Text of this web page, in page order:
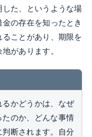
た、というような場
の存在を知ったとき
ことがあり、期限を
があります。
かどうかは、なぜ
のか、どんな事情
断されます。自分